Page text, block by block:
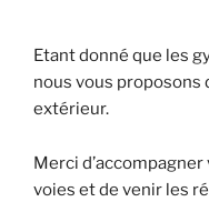
Etant donné que les
nous vous proposons
extérieur.
Merci
voies et de venir les